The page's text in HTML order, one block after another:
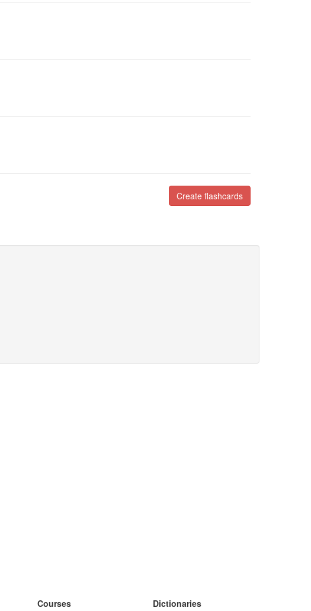
Create flashcards
Courses Dictionaries